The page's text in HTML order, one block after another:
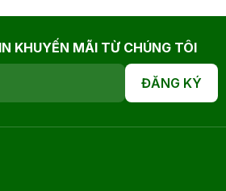
KHUYẾN MÃI TỪ CHÚNG TÔI
ĐĂNG KÝ